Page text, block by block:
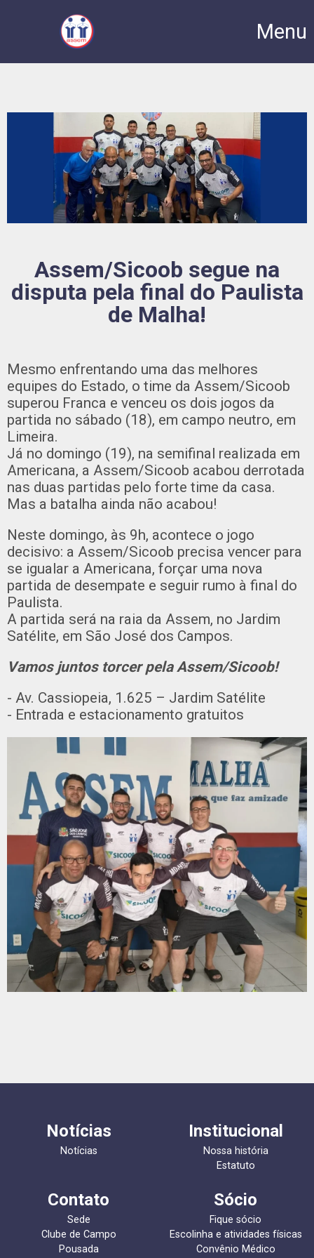
Menu
Assem/Sicoob segue na
disputa pela final do Paulista
de Malha!
Mesmo enfrentando uma das melhores
equipes do Estado, o time da Assem/Sicoob
superou Franca e venceu os dois jogos da
partida no sábado (18), em campo neutro, em
Limeira.
Já no domingo (19), na semifinal realizada em
Americana, a Assem/Sicoob acabou derrotada
nas duas partidas pelo forte time da casa.
Mas a batalha ainda não acabou!
Neste domingo, às 9h, acontece o jogo
decisivo: a Assem/Sicoob precisa vencer para
se igualar a Americana, forçar uma nova
partida de desempate e seguir rumo à final do
Paulista.
A partida será na raia da Assem, no Jardim
Satélite, em São José dos Campos.
Vamos juntos torcer pela Assem/Sicoob!
- Av. Cassiopeia, 1.625 – Jardim Satélite
- Entrada e estacionamento gratuitos
Notícias
Notícias
Institucional
Nossa história
Estatuto
Contato
Sede
Clube de Campo
Pousada
Sócio
Fique sócio
Escolinha e atividades físicas
Convênio Médico